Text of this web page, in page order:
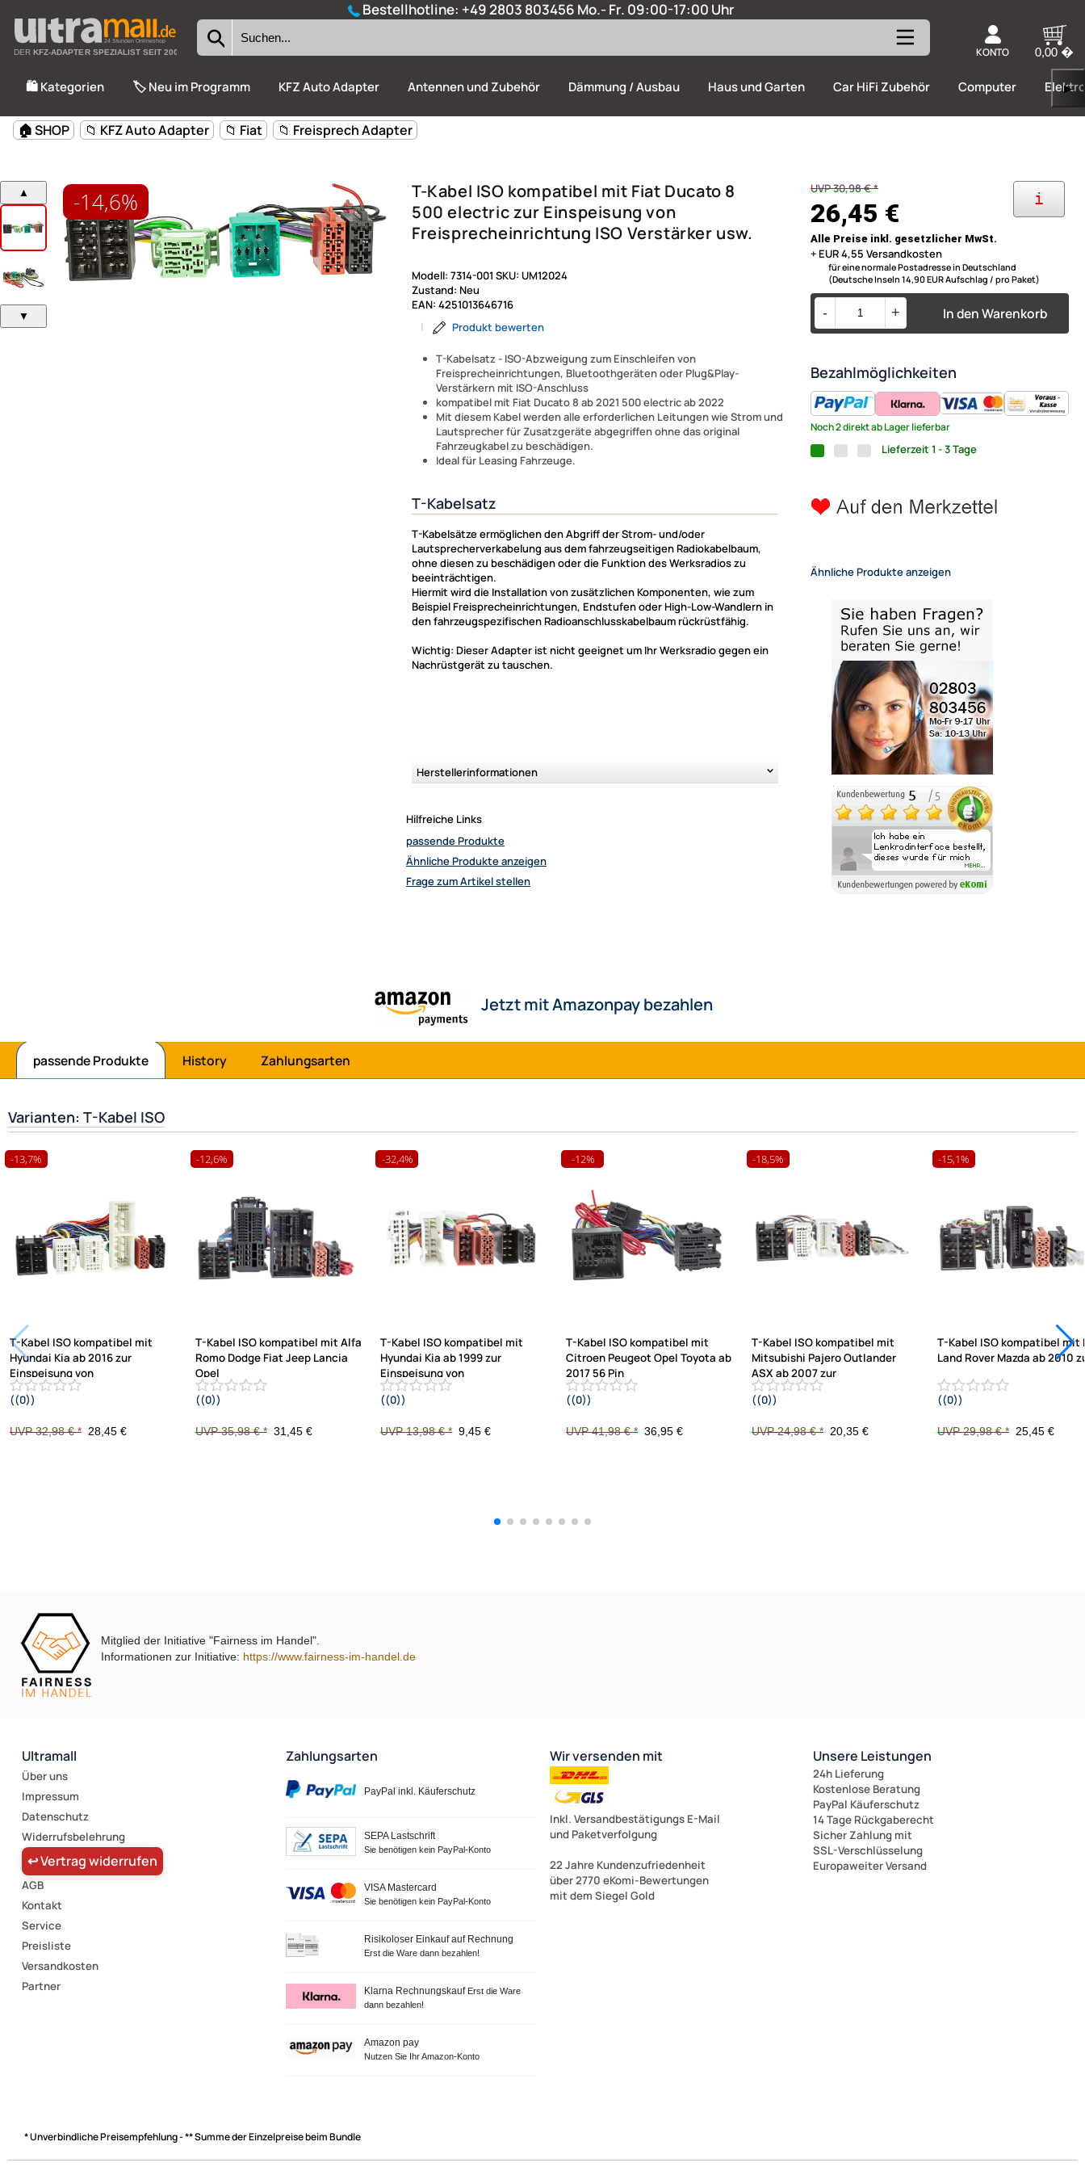
Bestellhotline: +49 2803 803456 Mo.- Fr. 09:00-17:00 Uhr
24 Stunden Onlineshop
DERKFZ-ADAPTER SPEZIALIST SEIT 2002 KONTO 0,00 �
🛍️ Kategorien 🏷️ Neu im Programm KFZ Auto Adapter Antennen und Zubehör Dämmung / Ausbau Haus und Garten Car HiFi Zubehör Computer ▶
🏠 SHOP 📁 KFZ Auto Adapter 📁 Fiat 📁 Freisprech Adapter
▲
▼
T-Kabel ISO kompatibel mit Fiat Ducato 8
500 electric zur Einspeisung von
Freisprecheinrichtung ISO Verstärker usw.
T-Kabelsatz - ISO-Abzweigung zum Einschleifen von
Freisprecheinrichtungen, Bluetoothgeräten oder Plug&Play-
Verstärkern mit ISO-Anschluss
kompatibel mit Fiat Ducato 8 ab 2021 500 electric ab 2022
Mit diesem Kabel werden alle erforderlichen Leitungen wie Strom und
Lautsprecher für Zusatzgeräte abgegriffen ohne das original
Fahrzeugkabel zu beschädigen.
Ideal für Leasing Fahrzeuge.
Modell: 7314-001 SKU: UM12024
Zustand: Neu
EAN: 4251013646716
|
Produkt bewerten
T-Kabelsatz
T-Kabelsätze ermöglichen den Abgriff der Strom- und/oder
Lautsprecherverkabelung aus dem fahrzeugseitigen Radiokabelbaum,
ohne diesen zu beschädigen oder die Funktion des Werksradios zu
beeinträchtigen.
Hiermit wird die Installation von zusätzlichen Komponenten, wie zum
Beispiel Freisprecheinrichtungen, Endstufen oder High-Low-Wandlern in
den fahrzeugspezifischen Radioanschlusskabelbaum rückrüstfähig.
Wichtig: Dieser Adapter ist nicht geeignet um Ihr Werksradio gegen ein
Nachrüstgerät zu tauschen.
Herstellerinformationen
Hilfreiche Links
passende Produkte
Ähnliche Produkte anzeigen
Frage zum Artikel stellen
i
UVP 30,98 € *
26,45 €
Alle Preise inkl. gesetzlicher MwSt.
+ EUR 4,55 Versandkosten
für eine normale Postadresse in Deutschland
(Deutsche Inseln 14,90 EUR Aufschlag / pro Paket)
In den Warenkorb
- +
Bezahlmöglichkeiten
Noch 2 direkt ab Lager lieferbar
Lieferzeit 1 - 3 Tage
Ähnliche Produkte anzeigen
Jetzt mit Amazonpay bezahlen
passende Produkte History Zahlungsarten
Varianten: T-Kabel ISO
-13,7%
T-Kabel ISO kompatibel mit
Hyundai Kia ab 2016 zur
Einspeisung von
Freisprecheinrichtung ISO
Verstärker für THB Parrot Dabendorf
((0))
UVP 32,98 € *28,45 €
-12,6%
T-Kabel ISO kompatibel mit Alfa
Romo Dodge Fiat Jeep Lancia
Opel
Peugeot zur Einspeisung von
Freisprecheinrichtung ISO
((0))
UVP 35,98 € *31,45 €
-32,4%
T-Kabel ISO kompatibel mit
Hyundai Kia ab 1999 zur
Einspeisung von
Freisprecheinrichtung ISO
Verstärker für THB Parrot Dabendorf
((0))
UVP 13,98 € *9,45 €
-12%
T-Kabel ISO kompatibel mit
Citroen Peugeot Opel Toyota ab
2017 56 Pin
Version Einschleifen ISO Verstärker
Freisprech für Parrot THB Dabendorf
((0))
UVP 41,98 € *36,95 €
-18,5%
T-Kabel ISO kompatibel mit
Mitsubishi Pajero Outlander
ASX ab 2007 zur
Einspeisung von
Freisprecheinrichtung ISO
((0))
UVP 24,98 € *20,35 €
-15,1%
T-Kabel ISO kompatibel mit
Land Rover Mazda ab 2010
Einspeisung von
Freisprecheinrichtung ISO
((0))
UVP 29,98 € *25,45 €
Mitglied der Initiative "Fairness im Handel".
Informationen zur Initiative: https://www.fairness-im-handel.de
Ultramall
Über uns
Impressum
Datenschutz
Widerrufsbelehrung
↩ Vertrag widerrufen
AGB
Kontakt
Service
Preisliste
Versandkosten
Partner
Zahlungsarten
PayPal inkl. Käuferschutz
SEPA Lastschrift
Sie benötigen kein PayPal-Konto
VISA Mastercard
Sie benötigen kein PayPal-Konto
Risikoloser Einkauf auf Rechnung
Erst die Ware dann bezahlen!
Klarna Rechnungskauf Erst die Ware
dann bezahlen!
Amazon pay
Nutzen Sie Ihr Amazon-Konto
Wir versenden mit
Inkl. Versandbestätigungs E-Mail
und Paketverfolgung
22 Jahre Kundenzufriedenheit
über 2770 eKomi-Bewertungen
mit dem Siegel Gold
Unsere Leistungen
24h Lieferung
Kostenlose Beratung
PayPal Käuferschutz
14 Tage Rückgaberecht
Sicher Zahlung mit
SSL-Verschlüsselung
Europaweiter Versand
* Unverbindliche Preisempfehlung - ** Summe der Einzelpreise beim Bundle